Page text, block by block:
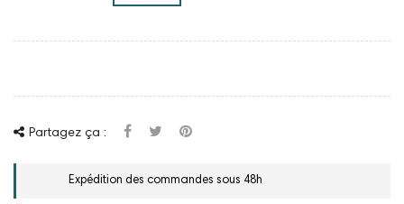
Partagez ça :
Expédition des commandes sous 48h